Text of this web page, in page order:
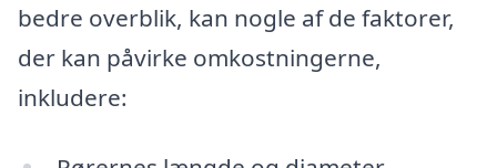
bedre overblik, kan nogle af de faktorer,
der kan påvirke omkostningerne,
inkludere: